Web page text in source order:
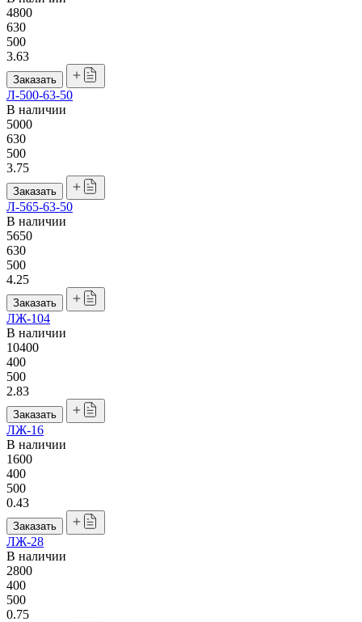
4800
630
500
3.63
Заказать
Л-500-63-50
В наличии
5000
630
500
3.75
Заказать
Л-565-63-50
В наличии
5650
630
500
4.25
Заказать
ЛЖ-104
В наличии
10400
400
500
2.83
Заказать
ЛЖ-16
В наличии
1600
400
500
0.43
Заказать
ЛЖ-28
В наличии
2800
400
500
0.75